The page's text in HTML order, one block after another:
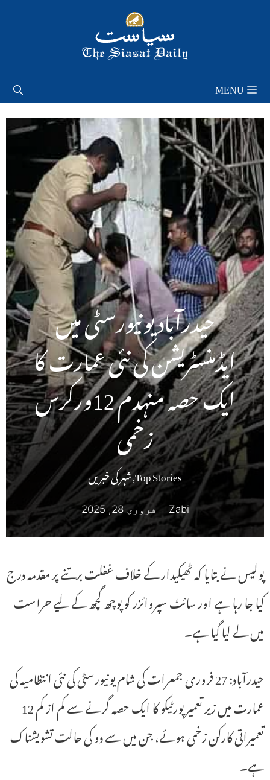
MENU
حیدرآباد یونیورسٹی میں
ایڈمنسٹریشن کی نئی عمارت کا
ایک حصہ منہدم 12ورکرس
زخمی
Top Stories
,شہر کی خبریں
Zabi فروری 28, 2025
پولیس نے بتایا کہ ٹھیکیدار کے خلاف غفلت برتنے پر مقدمہ درج
کیا جا رہا ہے اور سائٹ سپروائزر کو پوچھ گچھ کے لیے حراست
میں لے لیا گیا ہے۔
حیدرآباد: 27 فروری جمعرات کی شام یونیورسٹی کی نئی انتظامیہ کی
عمارت میں زیر تعمیر پورٹیکو کا ایک حصہ گرنے سے کم از کم 12
تعمیراتی کارکن زخمی ہوئے، جن میں سے دو کی حالت تشویشناک
ہے۔